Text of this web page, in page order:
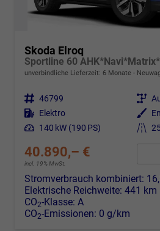
Skoda Elroq
unverbindliche Lieferzeit: 6 Monate
Fahrzeugnr. 46799 Getriebe
Kraftstoff Elektro Außenfarbe
Leistung 140 kW (190 PS) Kilometerstand
40.890,– €
incl. 19% MwSt.
Stromverbrauch kombiniert:
Elektrische Reichweite: 441 km
CO2-Klasse: A
CO2-Emissionen: 0 g/km